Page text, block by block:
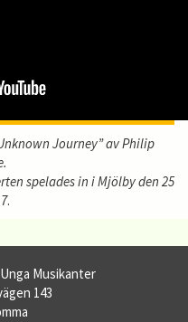
Journey” av Philip
spelades in i Mjölby den 25
.
Musikanter
143